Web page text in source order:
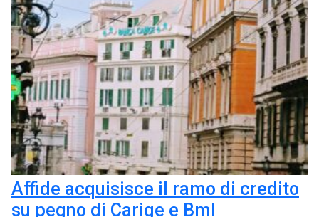
Affide acquisisce il ramo di credito
su pegno di Carige e Bml